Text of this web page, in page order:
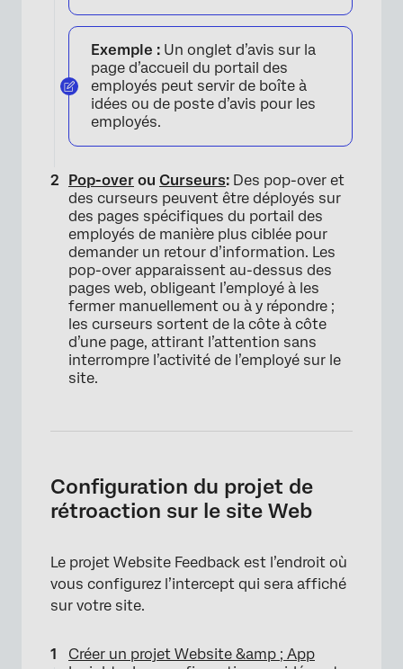
Exemple : Un onglet d’avis sur la
page d’accueil du portail des
employés peut servir de boîte à
idées ou de poste d’avis pour les
employés.
Pop-over ou Curseurs: Des pop-over et
des curseurs peuvent être déployés sur
des pages spécifiques du portail des
employés de manière plus ciblée pour
demander un retour d’information. Les
pop-over apparaissent au-dessus des
pages web, obligeant l’employé à les
fermer manuellement ou à y répondre ;
les curseurs sortent de la côte à côte
d’une page, attirant l’attention sans
interrompre l’activité de l’employé sur le
site.
Configuration du projet de
rétroaction sur le site Web
Le projet Website Feedback est l’endroit où
vous configurez l’intercept qui sera affiché
sur votre site.
Créer un projet Website &amp ; App